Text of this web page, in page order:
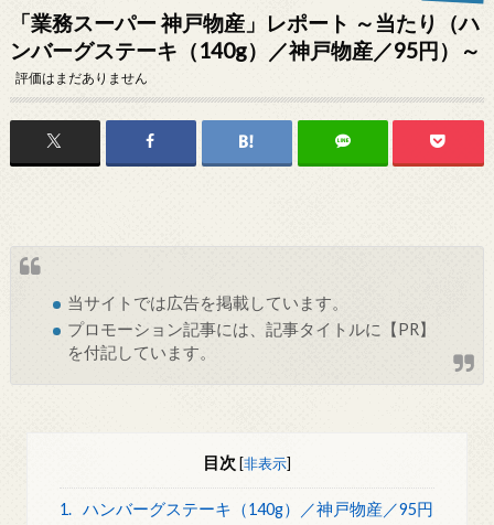
「業務スーパー 神戸物産」レポート ～当たり（ハ
ンバーグステーキ（140g）／神戸物産／95円）～
評価はまだありません
当サイトでは広告を掲載しています。
プロモーション記事には、記事タイトルに【PR】
を付記しています。
目次 [非表示]
1. ハンバーグステーキ（140g）／神戸物産／95円